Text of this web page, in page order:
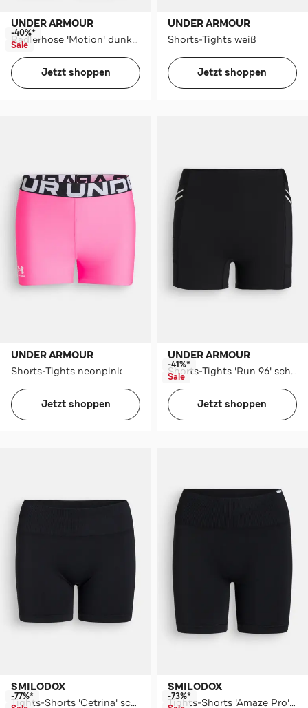
UNDER ARMOUR
Radlerhose 'Motion' dunkelgrau
-40%*
Sale
Jetzt shoppen
UNDER ARMOUR
Shorts-Tights weiß
Jetzt shoppen
UNDER ARMOUR
Shorts-Tights neonpink
Jetzt shoppen
UNDER ARMOUR
Shorts-Tights 'Run 96' schwarz
-41%*
Sale
Jetzt shoppen
SMILODOX
Tights-Shorts 'Cetrina' schwarz
-77%*
SMILODOX
Tights-Shorts 'Amaze Pro' schwarz
-73%*